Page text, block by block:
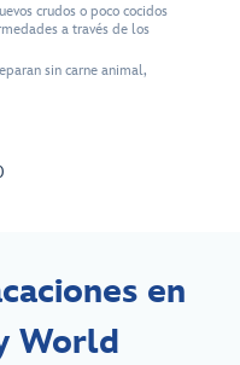
crudos o poco cocidos
a través de los
sin carne animal,
en
World